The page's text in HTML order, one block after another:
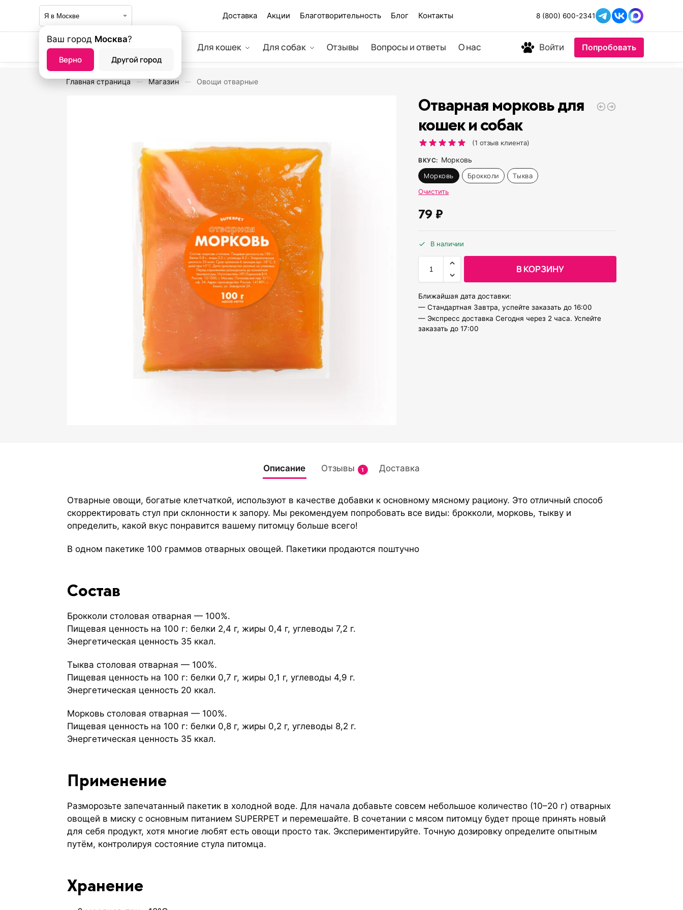
Доставка Акции Благотворительность Блог Контакты 8 (800) 600-2341
Для кошек Для собак Отзывы Вопросы и ответы О нас Войти Попробовать
Главная страница — Магазин — Овощи отварные
Отварная морковь для
кошек и собак
(1 отзыв клиента)
ВКУС: Морковь
Морковь Брокколи Тыква
Очистить
79 ₽
В наличии
В КОРЗИНУ
Ближайшая дата доставки:
— Стандартная Завтра, успейте заказать до 16:00
— Экспресс доставка Сегодня через 2 часа. Успейте
заказать до 17:00
Описание Отзывы 1 Доставка
Отварные овощи, богатые клетчаткой, используют в качестве добавки к основному мясному рациону. Это отличный способ
скорректировать стул при склонности к запору. Мы рекомендуем попробовать все виды: брокколи, морковь, тыкву и
определить, какой вкус понравится вашему питомцу больше всего!
В одном пакетике 100 граммов отварных овощей. Пакетики продаются поштучно
Состав
Брокколи столовая отварная — 100%.
Пищевая ценность на 100 г: белки 2,4 г, жиры 0,4 г, углеводы 7,2 г.
Энергетическая ценность 35 ккал.
Тыква столовая отварная — 100%.
Пищевая ценность на 100 г: белки 0,7 г, жиры 0,1 г, углеводы 4,9 г.
Энергетическая ценность 20 ккал.
Морковь столовая отварная — 100%.
Пищевая ценность на 100 г: белки 0,8 г, жиры 0,2 г, углеводы 8,2 г.
Энергетическая ценность 35 ккал.
Применение
Разморозьте запечатанный пакетик в холодной воде. Для начала добавьте совсем небольшое количество (10–20 г) отварных
овощей в миску с основным питанием SUPERPET и перемешайте. В сочетании с мясом питомцу будет проще принять новый
для себя продукт, хотя многие любят есть овощи просто так. Экспериментируйте. Точную дозировку определите опытным
путём, контролируя состояние стула питомца.
Хранение
Ваш город Москва?
Верно Другой город